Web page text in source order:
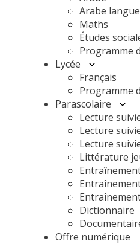
Arabe
Maths
Études
Programme
Lycée
Français
Programme
Parascolaire
Lecture
Lecture
Lecture
Littérature
Dictionnaire
Offre numérique